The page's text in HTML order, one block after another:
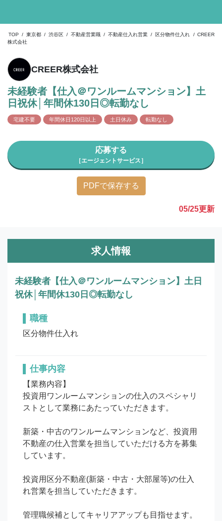
TOP / 東京都 / 渋谷区 / 不動産営業職 / 不動産仕入れ営業 / 区分物件仕入れ / CREER
株式会社
CREER株式会社
未経験者【仕入＠ワンルームマンション】土
日祝休│年間休130日◎転勤なし
宅建不要 年間休日120日以上 土日休み 転勤なし
応募する
［エージェントサービス］
PDFで保存する
05/25更新
求人情報
未経験者【仕入＠ワンルームマンション】土日
祝休│年間休130日◎転勤なし
職種
区分物件仕入れ
仕事内容
【業務内容】
投資用ワンルームマンションの仕入のスペシャリ
ストとして業務にあたっていただきます。
新築・中古のワンルームマンションなど、投資用
不動産の仕入営業を担当していただける方を募集
しています。
投資用区分不動産(新築・中古・大部屋等)の仕入
れ営業を担当していただきます。
管理職候補としてキャリアアップも目指せます。